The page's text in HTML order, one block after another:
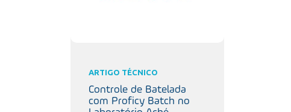
ARTIGO TÉCNICO
Controle de Batelada
com Proficy Batch no